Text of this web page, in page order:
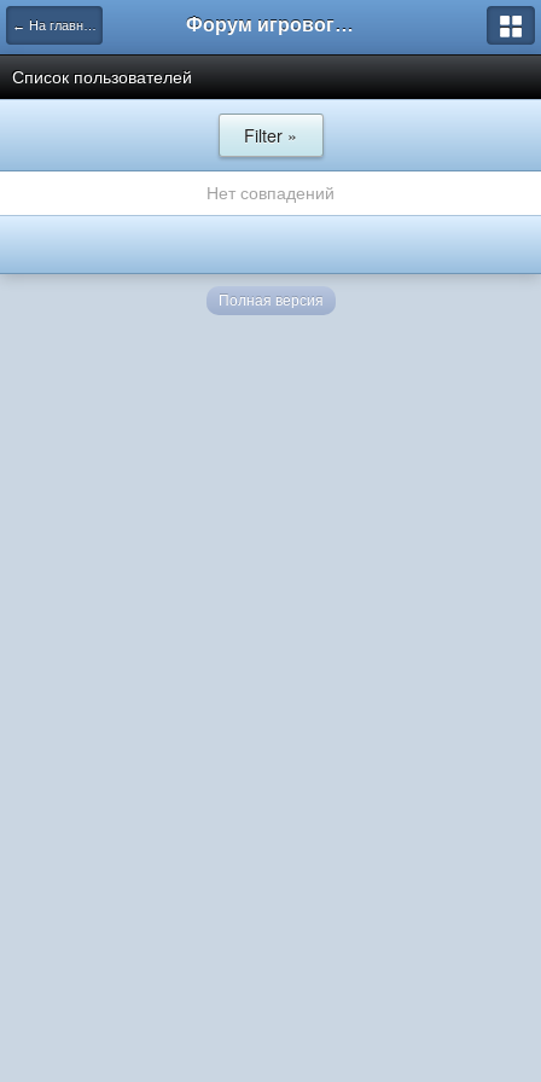
← На главную Форум игрового проекта Riverrise
Список пользователей
Filter »
Нет совпадений
Полная версия